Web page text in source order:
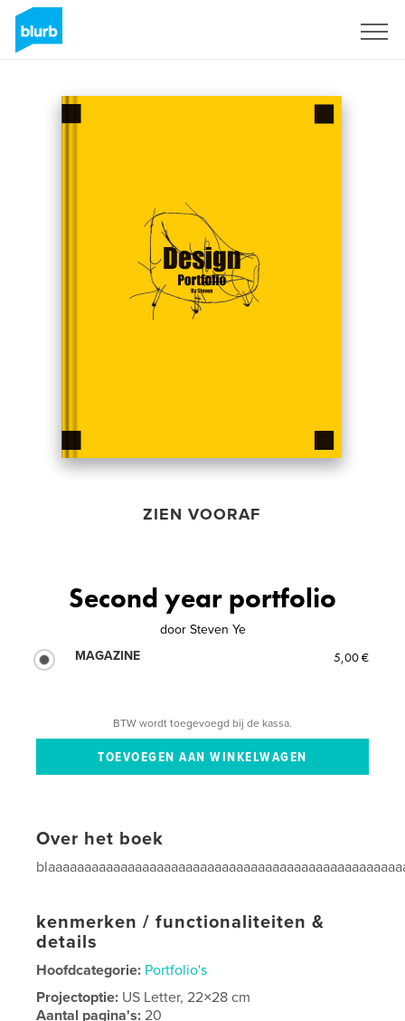
ZIEN VOORAF
Second year portfolio
door Steven Ye
MAGAZINE
5,00 €
BTW wordt toegevoegd bij de kassa.
Over het boek
kenmerken / functionaliteiten &
details
Hoofdcategorie: Portfolio's
Projectoptie: US Letter, 22×28 cm
Aantal pagina's:20